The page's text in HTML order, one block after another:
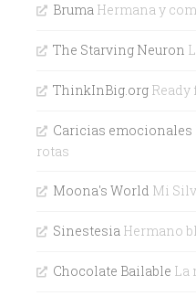
BrumaHermana y
The Starving Neuron
ThinkInBig.orgReady
Caricias emocionales
rotas
Moona's World Mi
SinestesiaHermano
Chocolate Bailable La